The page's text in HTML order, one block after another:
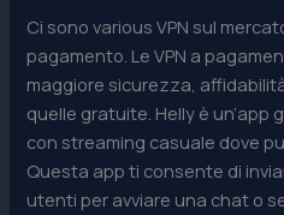
Ci sono various VPN sul
pagamento. Le VPN a
maggiore sicurezza,
quelle gratuite. Helly è un’app
con streaming casuale dove
Questa app ti consente di
utenti per avviare una chat o